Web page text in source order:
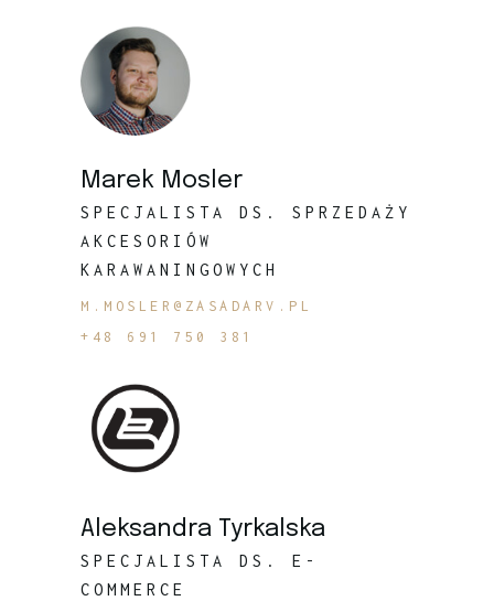
Marek Mosler
SPECJALISTA DS. SPRZEDAŻY
AKCESORIÓW
KARAWANINGOWYCH
M.MOSLER@ZASADARV.PL
+48 691 750 381
Aleksandra Tyrkalska
SPECJALISTA DS. E-
COMMERCE